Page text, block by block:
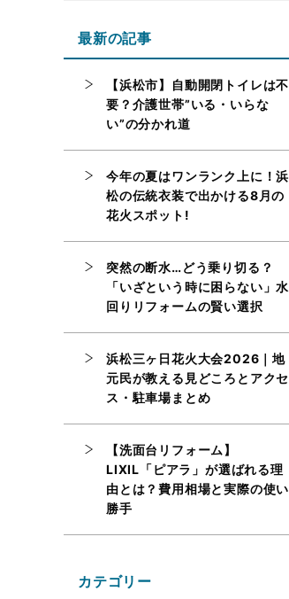
最新の記事
【浜松市】自動開閉トイレは不
要？介護世帯”いる・いらな
い”の分かれ道
今年の夏はワンランク上に！浜
松の伝統衣装で出かける8月の
花火スポット!
突然の断水…どう乗り切る？
「いざという時に困らない」水
回りリフォームの賢い選択
浜松三ヶ日花火大会2026｜地
元民が教える見どころとアクセ
ス・駐車場まとめ
【洗面台リフォーム】
LIXIL「ピアラ」が選ばれる理
由とは？費用相場と実際の使い
勝手
カテゴリー